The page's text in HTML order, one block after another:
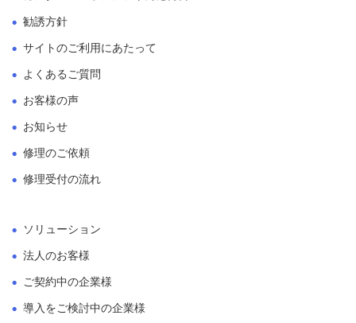
勧誘方針
サイトのご利用にあたって
よくあるご質問
お客様の声
お知らせ
修理のご依頼
修理受付の流れ
ソリューション
法人のお客様
ご契約中の企業様
導入をご検討中の企業様